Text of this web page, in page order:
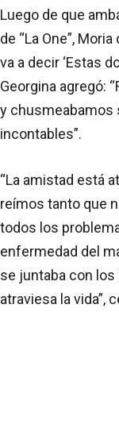
Luego de que
de “La One”,
va a decir ‘Estas
Georgina agregó:
y chusmeabamos
incontables”.
“La amistad está
reímos tanto que
todos los
enfermedad del
se juntaba con los
atraviesa la vida”,